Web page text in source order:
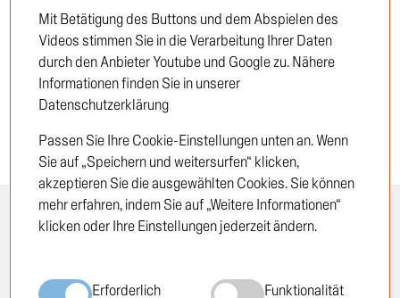
INFORMATION
Standorte
RECHTLICHES
Datenschutzrichtlinie
Mit Betätigung des Buttons und dem Abspielen des
Videos stimmen Sie in die Verarbeitung Ihrer Daten
durch den Anbieter Youtube und Google zu. Nähere
Informationen finden Sie in unserer
Datenschutzerklärung
Passen Sie Ihre Cookie-Einstellungen unten an. Wenn
Sie auf „Speichern und weitersurfen“ klicken,
akzeptieren Sie die ausgewählten Cookies. Sie können
mehr erfahren, indem Sie auf „Weitere Informationen“
klicken oder Ihre Einstellungen jederzeit ändern.
Erforderlich Funktionalität